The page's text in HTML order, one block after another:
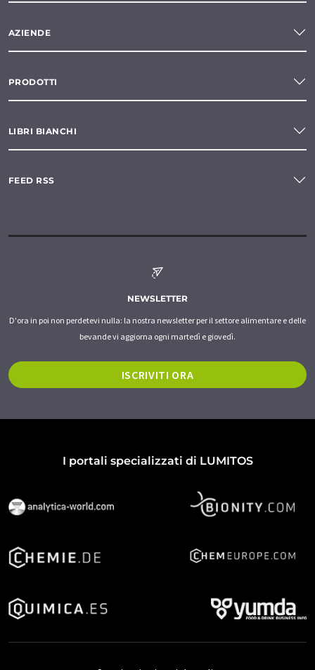
AZIENDE
PRODOTTI
LIBRI BIANCHI
FEED RSS
NEWSLETTER
D'ora in poi non perdetevi nulla: la nostra newsletter per il settore alimentare e delle
bevande vi aggiorna ogni martedì e giovedì.
ISCRIVITI ORA
I portali specializzati di LUMITOS